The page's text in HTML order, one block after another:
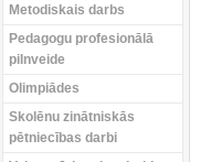
Metodiskais darbs
Pedagogu profesionālā
pilnveide
Olimpiādes
Skolēnu zinātniskās
pētniecības darbi